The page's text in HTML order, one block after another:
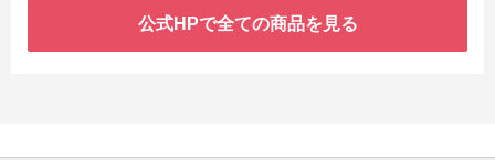
公式HPで全ての商品を見る